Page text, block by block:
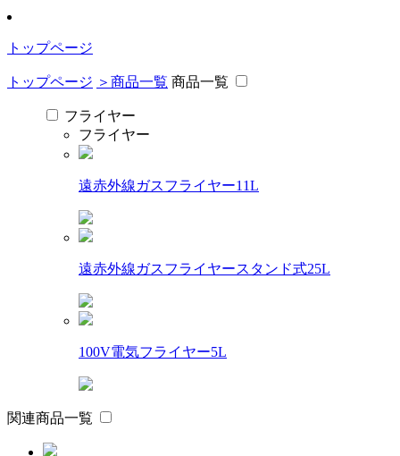
トップページ
トップページ ＞商品一覧 商品一覧
フライヤー
フライヤー
遠赤外線ガスフライヤー11L
遠赤外線ガスフライヤースタンド式25L
100V電気フライヤー5L
関連商品一覧